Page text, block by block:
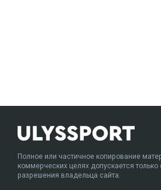
Полное или частичное копирование
коммерческих целях допускается
разрешения владельца сайта.